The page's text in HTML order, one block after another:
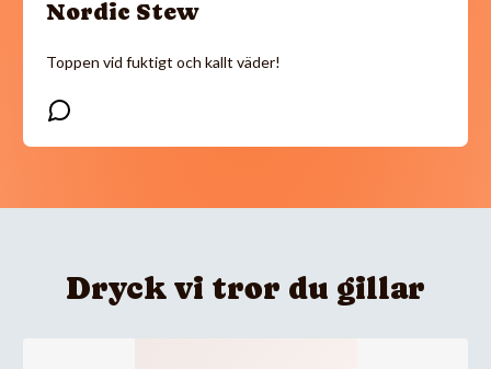
Nordic Stew
Toppen vid fuktigt och kallt väder!
Dryck vi tror du gillar